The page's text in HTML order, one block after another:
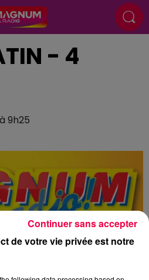
- 4
9h25
de votre vie privée est notre
Continuer sans accepter